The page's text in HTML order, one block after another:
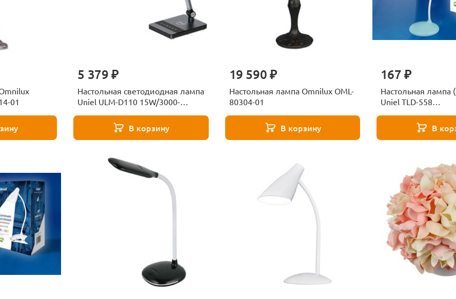
01
5 379 ₽
Настольная светодиодная лампа
Uniel ULM-D110 15W/3000-
В корзину
19 590 ₽
Настольная лампа Omnilux OML-
80304-01
В корзину
167 ₽
Настольная лампа
Uniel TLD-558
В